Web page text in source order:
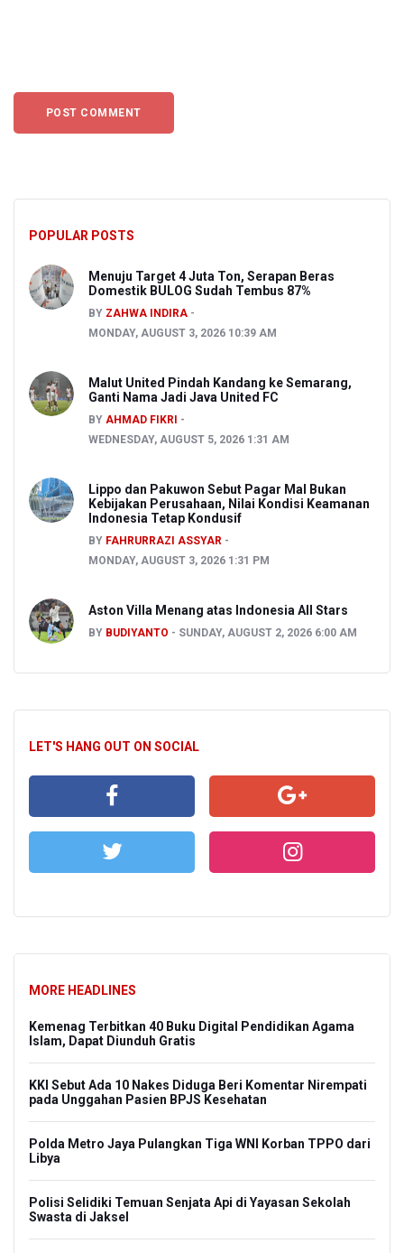
POPULAR POSTS
Menuju Target 4 Juta Ton, Serapan Beras
Domestik BULOG Sudah Tembus 87%
BY ZAHWA INDIRA
MONDAY, AUGUST 3, 2026 10:39 AM
Malut United Pindah Kandang ke Semarang,
Ganti Nama Jadi Java United FC
BY AHMAD FIKRI
WEDNESDAY, AUGUST 5, 2026 1:31 AM
Lippo dan Pakuwon Sebut Pagar Mal Bukan
Kebijakan Perusahaan, Nilai Kondisi Keamanan
Indonesia Tetap Kondusif
BY FAHRURRAZI ASSYAR
MONDAY, AUGUST 3, 2026 1:31 PM
Aston Villa Menang atas Indonesia All Stars
BY BUDIYANTO SUNDAY, AUGUST 2, 2026 6:00 AM
LET'S HANG OUT ON SOCIAL
MORE HEADLINES
Kemenag Terbitkan 40 Buku Digital Pendidikan Agama
Islam, Dapat Diunduh Gratis
KKI Sebut Ada 10 Nakes Diduga Beri Komentar Nirempati
pada Unggahan Pasien BPJS Kesehatan
Polda Metro Jaya Pulangkan Tiga WNI Korban TPPO dari
Libya
Polisi Selidiki Temuan Senjata Api di Yayasan Sekolah
Swasta di Jaksel